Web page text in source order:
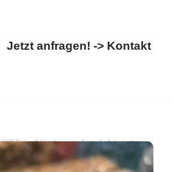
Jetzt anfragen! -> Kontakt
in Niedereschach bietet an
✓Terrassensanierung,